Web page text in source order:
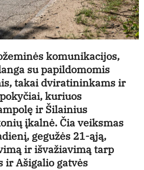
komunikacijos,
su papildomomis
takai dviratininkams ir
kuriuos
ir Šilainius
įkalnė. Čia veiksmas
gegužės 21-ąją,
ir išvažiavimą tarp
ir Ašigalio gatvės